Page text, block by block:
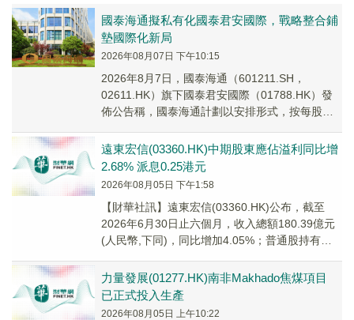
國泰海通擬私有化國泰君安國際，戰略整合鋪
墊國際化新局
2026年08月07日 下午10:15
2026年8月7日，國泰海通（601211.SH，
02611.HK）旗下國泰君安國際（01788.HK）發
佈公告稱，國泰海通計劃以安排形式，按每股
遠東宏信(03360.HK)中期股東應佔溢利同比增
2.68% 派息0.25港元
2026年08月05日 下午1:58
【財華社訊】遠東宏信(03360.HK)公布，截至
2026年6月30日止六個月，收入總額180.39億元
(人民幣,下同)，同比增加4.05%；普通股持有人
力量發展(01277.HK)南非Makhado焦煤項目
已正式投入生產
2026年08月05日 上午10:22